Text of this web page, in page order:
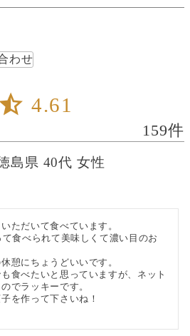
わせ
4.61
159
島県 40代 女性
ただいて食べています。
食べられて美味しくて濃い目のお
憩にちょうどいいです。
食べたいと思っていますが、ネット
でラッキーです。
を作って下さいね！